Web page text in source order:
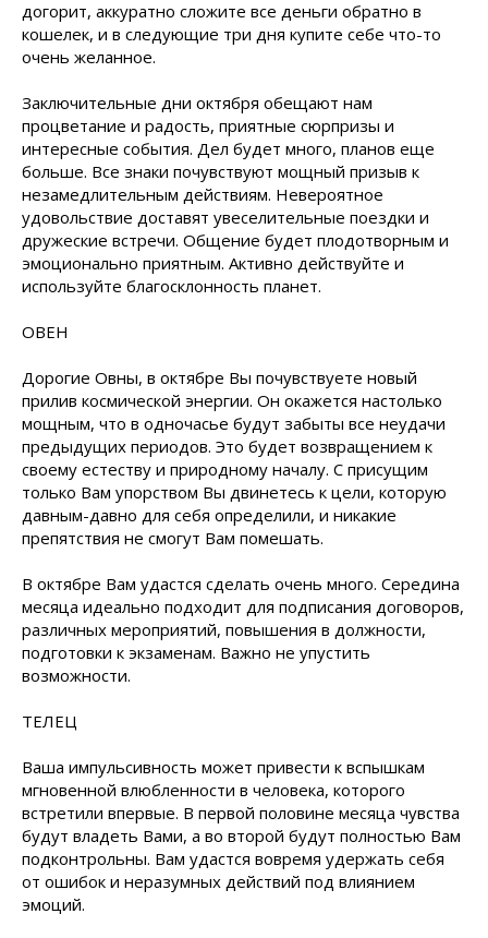
догорит, аккуратно сложите все деньги обратно в
кошелек, и в следующие три дня купите себе что-то
очень желанное.
Заключительные дни октября обещают нам
процветание и радость, приятные сюрпризы и
интересные события. Дел будет много, планов еще
больше. Все знаки почувствуют мощный призыв к
незамедлительным действиям. Невероятное
удовольствие доставят увеселительные поездки и
дружеские встречи. Общение будет плодотворным и
эмоционально приятным. Активно действуйте и
используйте благосклонность планет.
ОВЕН
Дорогие Овны, в октябре Вы почувствуете новый
прилив космической энергии. Он окажется настолько
мощным, что в одночасье будут забыты все неудачи
предыдущих периодов. Это будет возвращением к
своему естеству и природному началу. С присущим
только Вам упорством Вы двинетесь к цели, которую
давным-давно для себя определили, и никакие
препятствия не смогут Вам помешать.
В октябре Вам удастся сделать очень много. Середина
месяца идеально подходит для подписания договоров,
различных мероприятий, повышения в должности,
подготовки к экзаменам. Важно не упустить
возможности.
ТЕЛЕЦ
Ваша импульсивность может привести к вспышкам
мгновенной влюбленности в человека, которого
встретили впервые. В первой половине месяца чувства
будут владеть Вами, а во второй будут полностью Вам
подконтрольны. Вам удастся вовремя удержать себя
от ошибок и неразумных действий под влиянием
эмоций.